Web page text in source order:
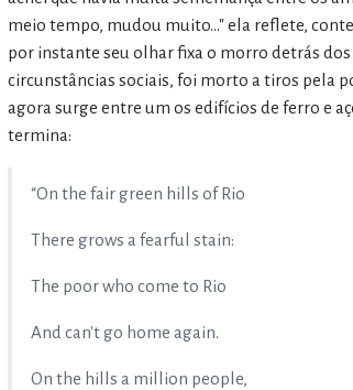
meio tempo, mudou muito..." ela reflete,
por instante seu olhar fixa o morro detrás
circunstâncias sociais, foi morto a tiros pela
agora surge entre um os edifícios de ferro e
termina:
“On the fair green hills of Rio
There grows a fearful stain:
The poor who come to Rio
And can't go home again.
On the hills a million people,